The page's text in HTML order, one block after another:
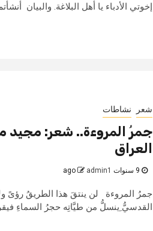
إخوتي الأدباء يا أهل البلاغة. والبيان
شعر نشاطات
جمرُ المروءة.. شعر: مجيد
العراق
admin1
جمرُ المروءة لن ينتقَ هذا الطريقُ رؤىً
القدسيُّ ِينسلُّ من طيَّاتِه حجرُ السماءِ